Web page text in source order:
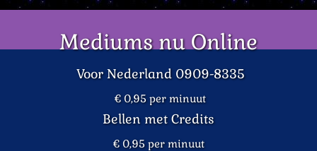
Mediums nu Online
Voor Nederland 0909-8335
€ 0,95 per minuut
Bellen met Credits
€ 0,95 per minuut